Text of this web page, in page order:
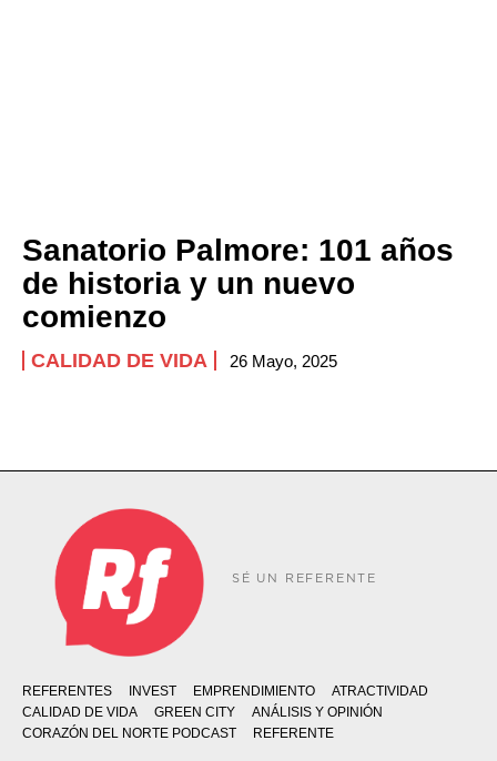
Sanatorio Palmore: 101 años
de historia y un nuevo
comienzo
CALIDAD DE VIDA 26 Mayo, 2025
SÉ UN REFERENTE
REFERENTES INVEST EMPRENDIMIENTO
ATRACTIVIDAD
CALIDAD DE VIDA
GREEN CITY
ANÁLISIS Y OPINIÓN
CORAZÓN DEL NORTE PODCAST
REFERENTE